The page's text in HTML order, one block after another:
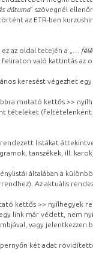
dátuma” szövegnél
az ETR-ben
az oldal tetején a „
…
való kattintás az
keresést végezhet
mutató kettős >>
tételeket (feltételenként
rendezett listákat
tanszékek, ill.
általában a
Az aktuális
kettős >> nyílhegyek
link már védett, nem
vagy
két adat